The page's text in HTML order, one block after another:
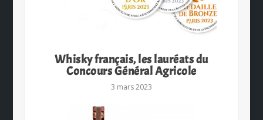
Whisky français, les lauréats du
Concours Général Agricole
3 mars 2023